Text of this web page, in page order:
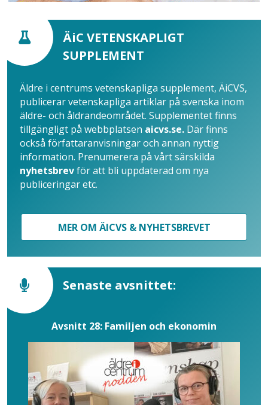
ÄiC VETENSKAPLIGT
SUPPLEMENT
Äldre i centrums vetenskapliga supplement, ÄiCVS,
publicerar vetenskapliga artiklar på svenska inom
äldre- och åldrandeområdet. Supplementet finns
tillgängligt på webbplatsen aicvs.se. Där finns
också författaranvisningar och annan nyttig
information. Prenumerera på vårt särskilda
nyhetsbrevför att bli uppdaterad om nya
publiceringar etc.
MER OM ÄICVS & NYHETSBREVET
Senaste avsnittet:
Avsnitt 28: Familjen och ekonomin